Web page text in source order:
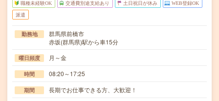
職種未経験OK 交通費別途支給あり 土日祝日が休み WEB登録OK
派遣
勤務地
群馬県前橋市
赤坂(群馬県)駅から車15分
曜日頻度 月～金
時間 08:20～17:25
期間 長期でお仕事できる方、大歓迎！